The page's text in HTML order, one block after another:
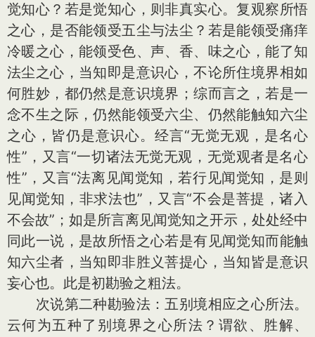
觉知心？若是觉知心，则非真实心。复观察所悟
之心，是否能领受五尘与法尘？若是能领受痛痒
冷暖之心，能领受色、声、香、味之心，能了知
法尘之心，当知即是意识心，不论所住境界相如
何胜妙，都仍然是意识境界；综而言之，若是一
念不生之际，仍然能领受六尘、仍然能触知六尘
之心，皆仍是意识心。经言“无觉无观，是名心
性”，又言“一切诸法无觉无观，无觉观者是名心
性”，又言“法离见闻觉知，若行见闻觉知，是则
见闻觉知，非求法也”，又言“不会是菩提，诸入
不会故”；如是所言离见闻觉知之开示，处处经中
同此一说，是故所悟之心若是有见闻觉知而能触
知六尘者，当知即非胜义菩提心，当知皆是意识
妄心也。此是初勘验之粗法。
次说第二种勘验法：五别境相应之心所法。
云何为五种了别境界之心所法？谓欲、胜解、